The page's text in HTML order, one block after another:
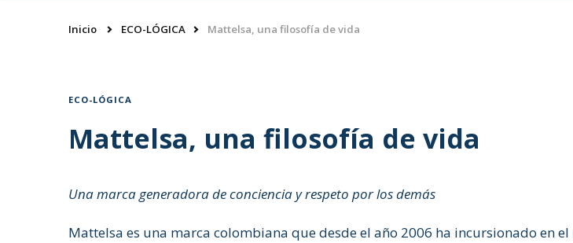
Inicio ECO-LÓGICA Mattelsa, una filosofía de vida
ECO-LÓGICA
Mattelsa, una filosofía de vida
Una marca generadora de conciencia y respeto por los demás
Mattelsa es una marca colombiana que desde el año 2006 ha incursionado en